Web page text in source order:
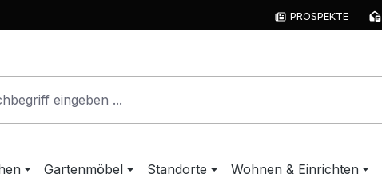
PROSPEKTE
Gartenmöbel Standorte Wohnen & Einrichten